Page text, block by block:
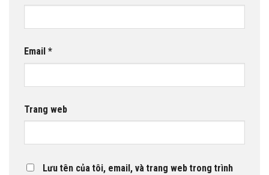
Email *
Trang web
Lưu tên của tôi, email, và trang web trong trình